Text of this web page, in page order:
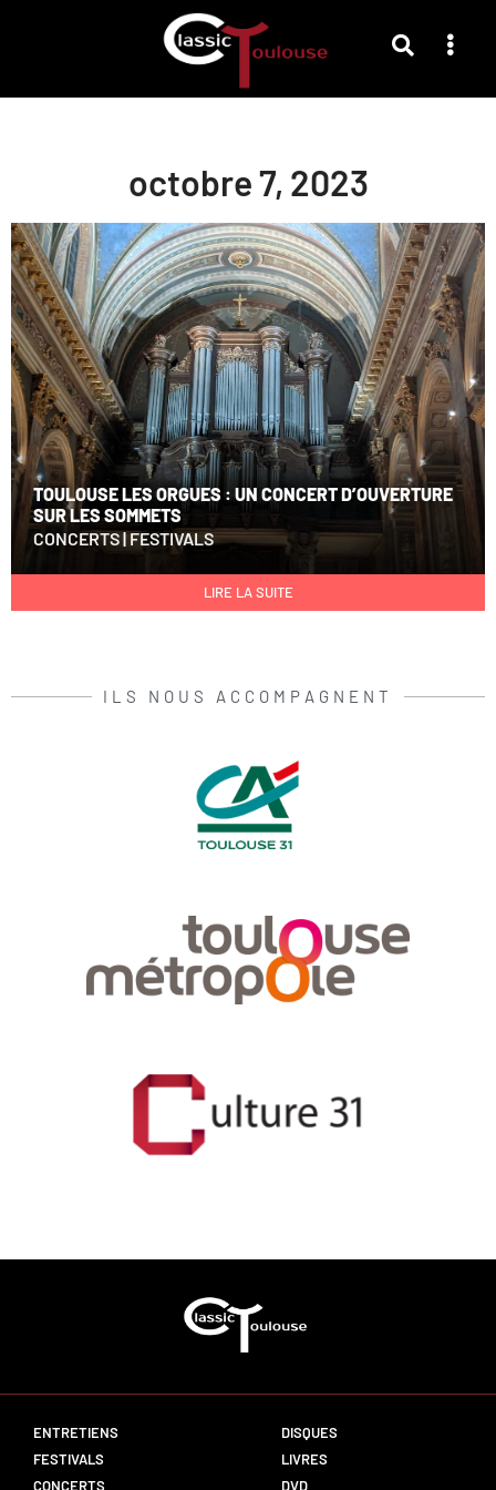
octobre 7, 2023
TOULOUSE LES ORGUES : UN CONCERT D’OUVERTURE
SUR LES SOMMETS
CONCERTS|FESTIVALS
LIRE LA SUITE
ILS NOUS ACCOMPAGNENT
ENTRETIENS
FESTIVALS
CONCERTS
DISQUES
LIVRES
DVD